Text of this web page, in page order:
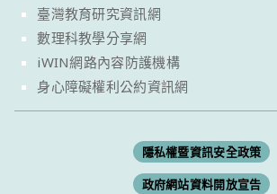
臺灣教育研究資訊網
數理科教學分享網
iWIN網路內容防護機構
身心障礙權利公約資訊網
隱私權暨資訊安全政策
政府網站資料開放宣告